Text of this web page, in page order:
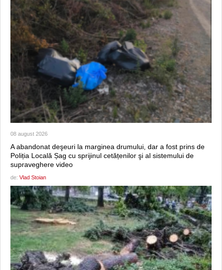
08 august 2026
A abandonat deşeuri la marginea drumului, dar a fost prins de
Poliția Locală Șag cu sprijinul cetățenilor şi al sistemului de
supraveghere video
de: Vlad Stoian